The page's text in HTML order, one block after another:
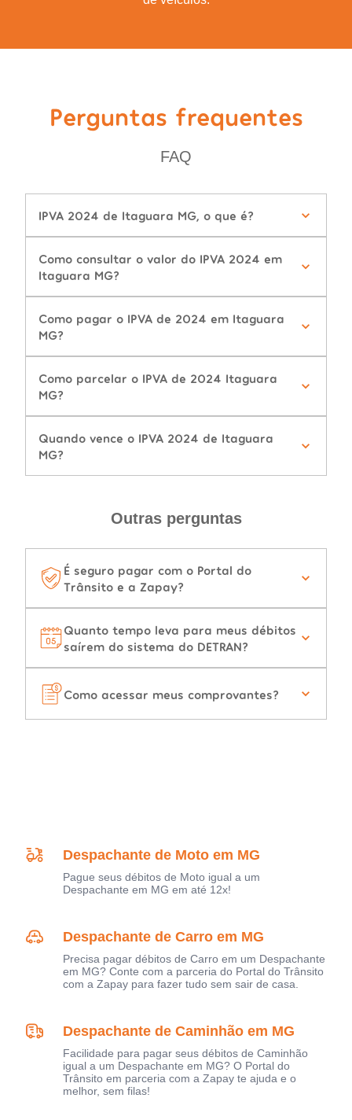
Perguntas frequentes
FAQ
IPVA 2024 de Itaguara MG, o que é?
Como consultar o valor do IPVA 2024 em
Itaguara MG?
Como pagar o IPVA de 2024 em Itaguara
MG?
Como parcelar o IPVA de 2024 Itaguara
MG?
Quando vence o IPVA 2024 de Itaguara
MG?
Outras perguntas
É seguro pagar com o Portal do
Trânsito e a Zapay?
Quanto tempo leva para meus débitos
saírem do sistema do DETRAN?
Como acessar meus comprovantes?
Despachante de Moto em MG
Pague seus débitos de Moto igual a um
Despachante em MG em até 12x!
Despachante de Carro em MG
Precisa pagar débitos de Carro em um Despachante
em MG? Conte com a parceria do Portal do Trânsito
com a Zapay para fazer tudo sem sair de casa.
Despachante de Caminhão em MG
Facilidade para pagar seus débitos de Caminhão
igual a um Despachante em MG? O Portal do
Trânsito em parceria com a Zapay te ajuda e o
melhor, sem filas!